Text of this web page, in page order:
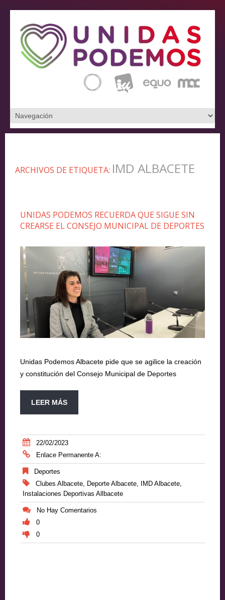
ARCHIVOS DE ETIQUETA: IMD ALBACETE
UNIDAS PODEMOS RECUERDA QUE SIGUE SIN
CREARSE EL CONSEJO MUNICIPAL DE DEPORTES
Unidas Podemos Albacete pide que se agilice la creación
y constitución del Consejo Municipal de Deportes
LEER MÁS
22/02/2023
Enlace Permanente A:
Deportes
Clubes Albacete Deporte Albacete IMD Albacete
Instalaciones Deportivas Allbacete
No Hay Comentarios
0
0